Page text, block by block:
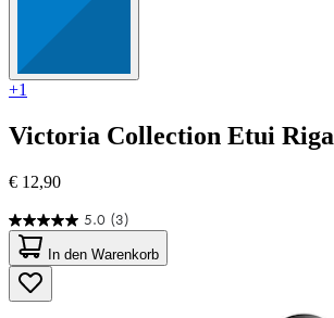
+1
Victoria Collection Etui Riga
€ 12,90
5.0 (3)
5.0
von
5
Sternen.
3
In den Warenkorb